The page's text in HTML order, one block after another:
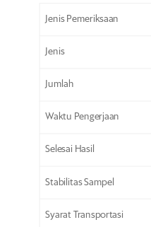
Jenis Pemeriksaan
Jenis
Jumlah
Waktu Pengerjaan
Selesai Hasil
Stabilitas Sampel
Syarat Transportasi